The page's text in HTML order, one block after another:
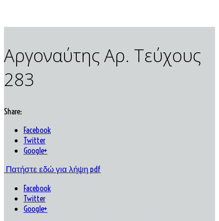
Αργοναύτης Αρ. Τεύχους
283
Share:
Facebook
Twitter
Google+
Πατήστε εδώ για λήψη pdf
Facebook
Twitter
Google+